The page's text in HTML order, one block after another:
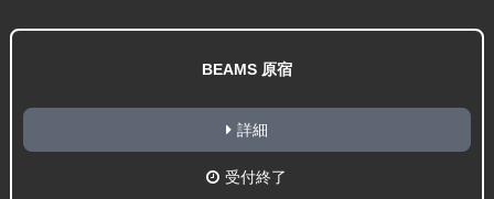
BEAMS 原宿
詳細
受付終了